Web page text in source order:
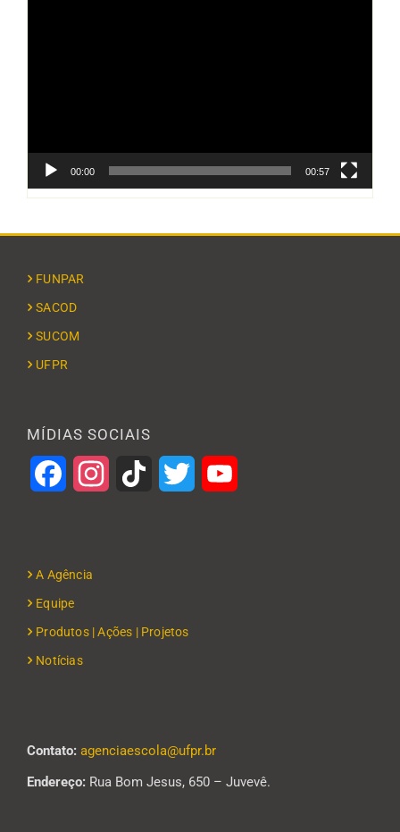
00:00 00:57
FUNPAR
SACOD
SUCOM
UFPR
MÍDIAS SOCIAIS
FacebookInstagramTikTok Twitter
A Agência
Equipe
Produtos | Ações | Projetos
Notícias
Contato: agenciaescola@ufpr.br
Endereço: Rua Bom Jesus, 650 – Juvevê.